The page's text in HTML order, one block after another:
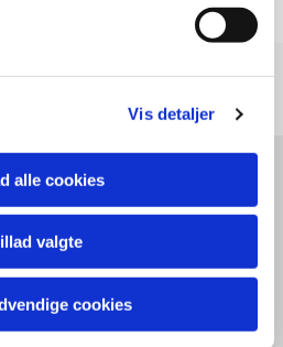
Vis detaljer
alle cookies
valgte
cookies